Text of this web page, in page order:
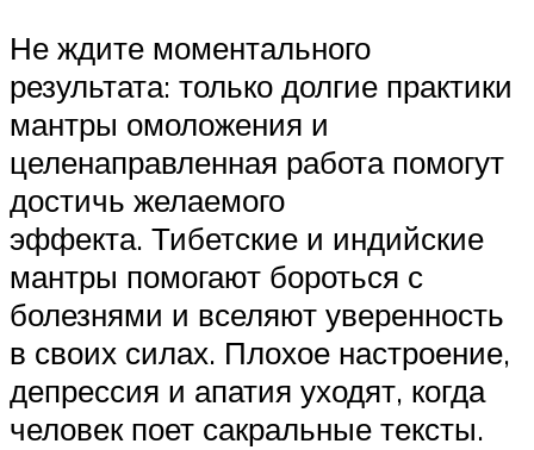
Не ждите моментального
результата: только долгие практики
мантры омоложения и
целенаправленная работа помогут
достичь желаемого
эффекта. Тибетские и индийские
мантры помогают бороться с
болезнями и вселяют уверенность
в своих силах. Плохое настроение,
депрессия и апатия уходят, когда
человек поет сакральные тексты.